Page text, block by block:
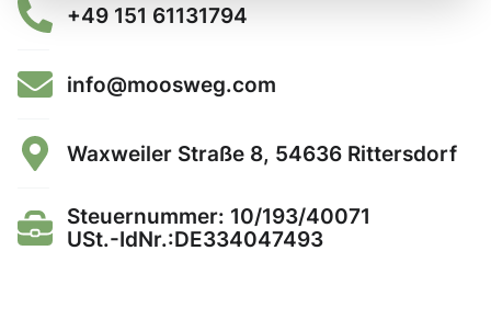
+49 151 61131794
info@moosweg.com
Waxweiler Straße 8, 54636 Rittersdorf
Steuernummer: 10/193/40071
USt.-IdNr.:DE334047493